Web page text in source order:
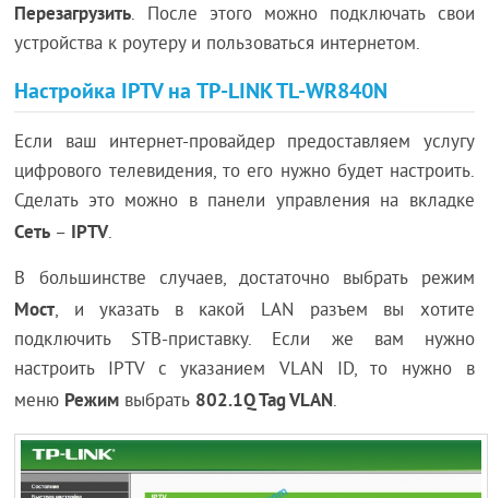
Перезагрузить. После этого можно подключать свои
устройства к роутеру и пользоваться интернетом.
Настройка IPTV на TP-LINK TL-WR840N
Если ваш интернет-провайдер предоставляем услугу
цифрового телевидения, то его нужно будет настроить.
Сделать это можно в панели управления на вкладке
Сеть – IPTV.
В большинстве случаев, достаточно выбрать режим
Мост, и указать в какой LAN разъем вы хотите
подключить STB-приставку. Если же вам нужно
настроить IPTV с указанием VLAN ID, то нужно в
меню Режим выбрать 802.1Q Tag VLAN.